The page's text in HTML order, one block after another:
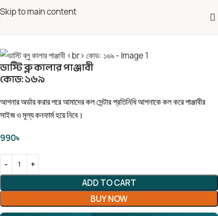
Skip to main content
ডাস্টি ব্লু কালার পাঞ্জাবী
কোড: ১৬৯
আপনার অর্ডার করার পরে আমাদের কল সেন্টার প্রতিনিধি আপনাকে কল করে পাঞ্জাবীর
সাইজ ও মূল্য কনফার্ম হয়ে নিবে।
990৳
ADD TO CART
BUY NOW